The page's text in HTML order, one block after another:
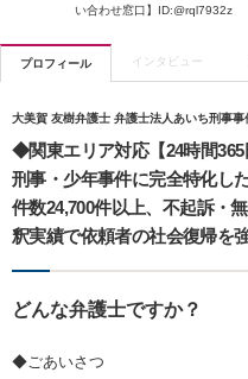
い合わせ窓口】ID:@rql7932z
プロフィール インタビュー
大美賀 友樹弁護士 弁護士法人あいち刑事
◆関東エリア対応【24時間
刑事・少年事件に完全特化し
件数24,700件以上、不起訴・
釈実績で依頼者の社会復帰を
どんな弁護士ですか？
◆ごあいさつ